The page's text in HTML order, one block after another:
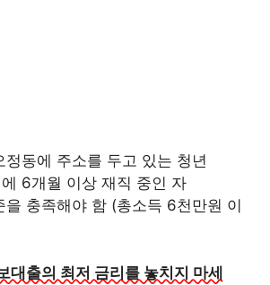
정동에 주소를 두고 있는 청년
6개월 이상 재직 중인 자
을 충족해야 함 (총소득 6천만원 이
대출의 최저 금리를 놓치지 마세